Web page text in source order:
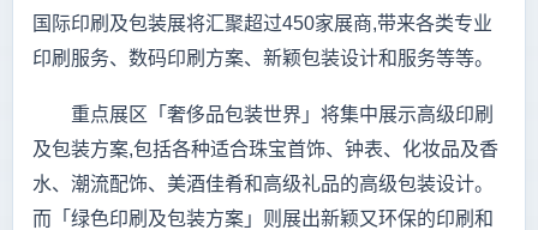
国际印刷及包装展将汇聚超过450家展商,带来各类专业
印刷服务、数码印刷方案、新颖包装设计和服务等等。
重点展区「奢侈品包装世界」将集中展示高级印刷
及包装方案,包括各种适合珠宝首饰、钟表、化妆品及香
水、潮流配饰、美酒佳肴和高级礼品的高级包装设计。
而「绿色印刷及包装方案」则展出新颖又环保的印刷和